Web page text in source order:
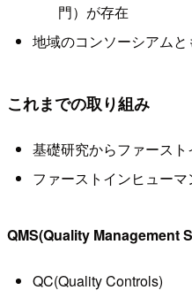
門）が存在
地域のコンソーシアムと
これまでの取り組み
基礎研究からファース
ファーストインヒュー
QMS(Quality Management
QC(Quality Controls)